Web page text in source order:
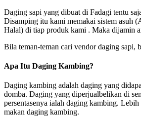
Daging sapi yang dibuat di Fadagi tentu
Disamping itu kami memakai sistem asuh
Halal) di tiap produk kami . Maka dijamin
Bila teman-teman cari vendor daging sapi,
Apa Itu Daging Kambing?
Daging kambing adalah daging yang
domba. Daging yang diperjualbelikan di
persentasenya ialah daging kambing.
makan daging kambing.